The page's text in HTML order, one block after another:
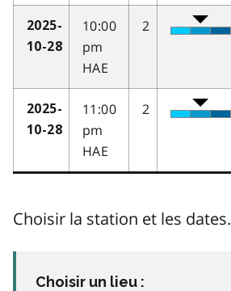
2025-
10-28
10:00
pm
HAE
2
2025-
10-28
11:00
pm
HAE
2
Choisir la station et les dates.
Choisir un lieu :